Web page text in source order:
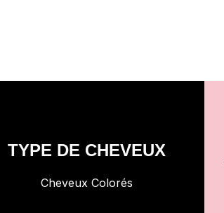
TYPE DE CHEVEUX
Cheveux Colorés